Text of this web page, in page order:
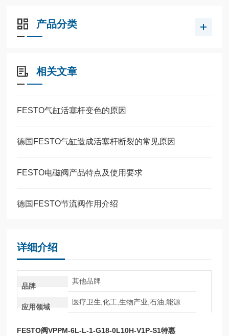
产品分类
相关文章
FESTO气缸活塞杆变色的原因
德国FESTO气缸造成活塞杆断裂的常见原因
FESTO电磁阀产品特点及使用要求
德国FESTO节流阀作用介绍
详细介绍
品牌
其他品牌
应用领域
医疗卫生,化工,生物产业,石油,能源
FESTO阀VPPM-6L-L-1-G18-0L10H-V1P-S1特惠